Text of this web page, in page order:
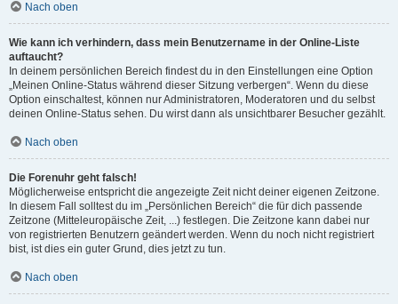
Nach oben
Wie kann ich verhindern, dass mein Benutzername in der Online-Liste
auftaucht?
In deinem persönlichen Bereich findest du in den Einstellungen eine Option
„Meinen Online-Status während dieser Sitzung verbergen“. Wenn du diese
Option einschaltest, können nur Administratoren, Moderatoren und du selbst
deinen Online-Status sehen. Du wirst dann als unsichtbarer Besucher gezählt.
Nach oben
Die Forenuhr geht falsch!
Möglicherweise entspricht die angezeigte Zeit nicht deiner eigenen Zeitzone.
In diesem Fall solltest du im „Persönlichen Bereich“ die für dich passende
Zeitzone (Mitteleuropäische Zeit, ...) festlegen. Die Zeitzone kann dabei nur
von registrierten Benutzern geändert werden. Wenn du noch nicht registriert
bist, ist dies ein guter Grund, dies jetzt zu tun.
Nach oben